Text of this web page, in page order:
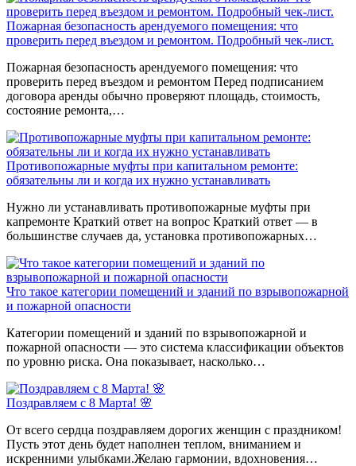
Пожарная безопасность арендуемого помещения: что
проверить перед въездом и ремонтом. Подробный чек-лист.
Пожарная безопасность арендуемого помещения: что
проверить перед въездом и ремонтом Перед подписанием
договора аренды обычно проверяют площадь, стоимость,
состояние ремонта,…
Противопожарные муфты при капитальном ремонте:
обязательны ли и когда их нужно устанавливать
Нужно ли устанавливать противопожарные муфты при
капремонте Краткий ответ на вопрос Краткий ответ — в
большинстве случаев да, установка противопожарных…
Что такое категории помещений и зданий по взрывопожарной
и пожарной опасности
Категории помещений и зданий по взрывопожарной и
пожарной опасности — это система классификации объектов
по уровню риска. Она показывает, насколько…
Поздравляем с 8 Марта! 🌸
От всего сердца поздравляем дорогих женщин с праздником!
Пусть этот день будет наполнен теплом, вниманием и
искренними улыбками.Желаю гармонии, вдохновения…